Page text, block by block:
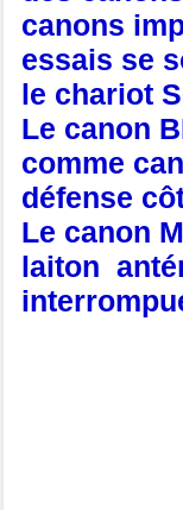
canons
essais se
le chariot
Le canon
comme
défense
Le canon
laiton